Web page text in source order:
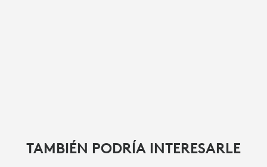
TAMBIÉN PODRÍA INTERESARLE